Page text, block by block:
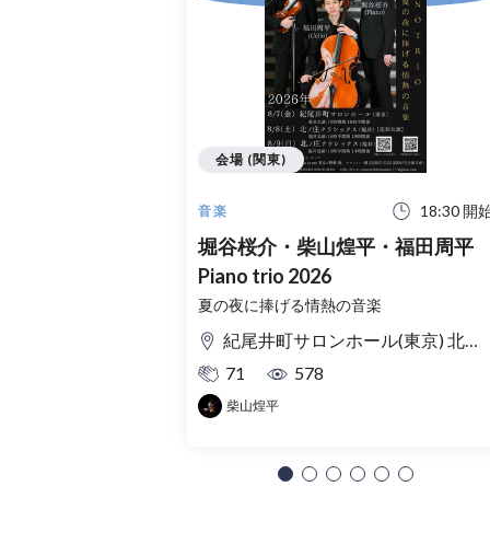
音楽 18:30 開
堀谷桜介・柴山煌平・福田周平
Piano trio 2026
夏の夜に捧げる情熱の音楽
紀尾井町サロンホール(東京) 北ノ庄クラシックス(福井)
71
578
柴山煌平
会場 (関東)